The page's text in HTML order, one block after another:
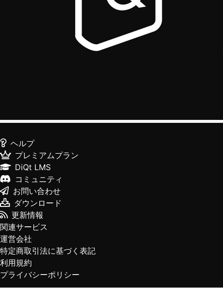
ヘルプ
プレミアムプラン
DiQt LMS
コミュニティ
お問い合わせ
ダウンロード
更新情報
関連サービス
運営会社
特定商取引法に基づく表記
利用規約
プライバシーポリシー